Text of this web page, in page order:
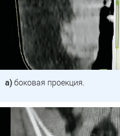
а)боковая проекция.